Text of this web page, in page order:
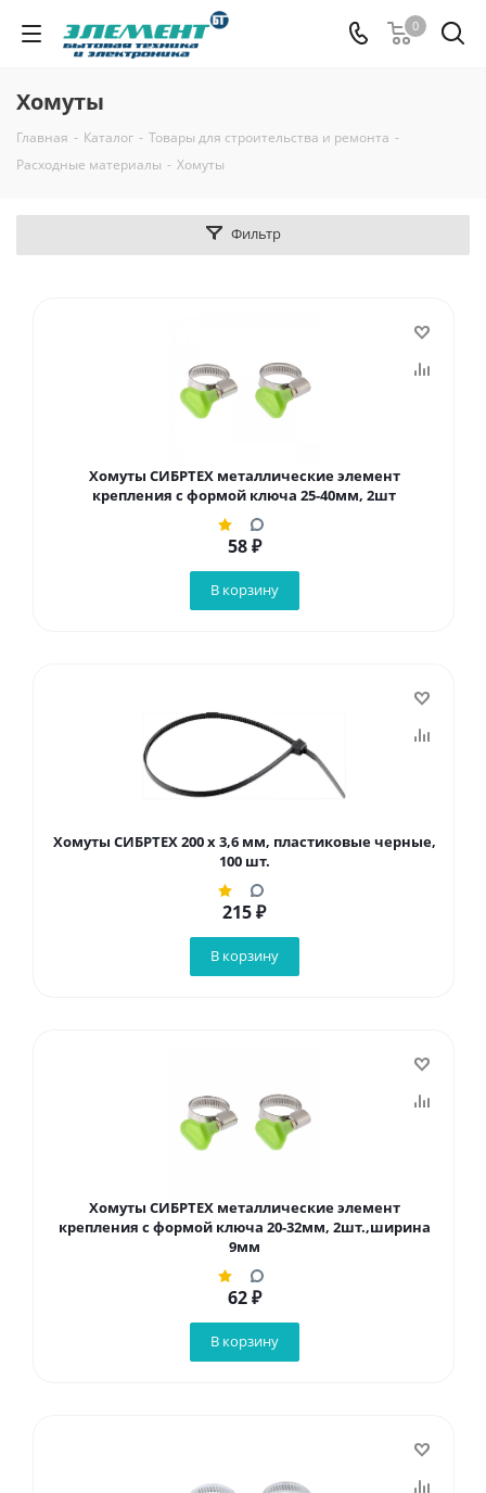
0
Хомуты
Главная - Каталог - Товары для строительства и ремонта -
Расходные материалы - Хомуты
Фильтр
Хомуты СИБРТЕХ металлические элемент
крепления с формой ключа 25-40мм, 2шт
58₽
В корзину
Хомуты СИБРТЕХ 200 х 3,6 мм, пластиковые черные,
100 шт.
215₽
В корзину
Хомуты СИБРТЕХ металлические элемент
крепления с формой ключа 20-32мм, 2шт.,ширина
9мм
62₽
В корзину